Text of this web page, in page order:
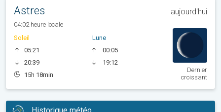
Astres aujourd'hui
04:02 heure locale
Soleil
05:21
20:39
15h 18min
Lune
00:05
19:12
Dernier
croissant